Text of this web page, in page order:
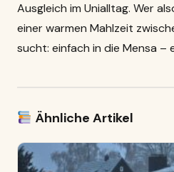
Ausgleich im Unialltag. Wer
einer warmen Mahlzeit
sucht: einfach in die Mensa –
Ähnliche Artikel